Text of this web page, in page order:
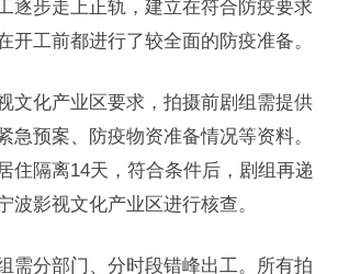
步走上正轨，建立在符合防疫要求
开工前都进行了较全面的防疫准备。
化产业区要求，拍摄前剧组需提供
急预案、防疫物资准备情况等资料。
住隔离14天，符合条件后，剧组再递
波影视文化产业区进行核查。
分部门、分时段错峰出工。所有拍